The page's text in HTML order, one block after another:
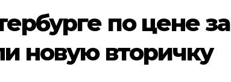
по цене за
новую вторичку